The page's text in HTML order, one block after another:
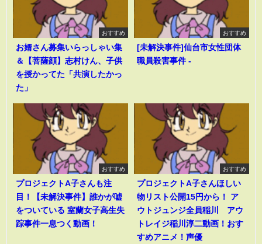
おすすめ
お婿さん募集いらっしゃい集
＆【菩薩顔】志村けん、子供
を授かってた「共演したかっ
た」
おすすめ
[未解決事件]仙台市女性団体
職員殺害事件 -
おすすめ
プロジェクトA子さんも注
目！【未解決事件】誰かが嘘
をついている 室蘭女子高生失
踪事件一息つく動画！
おすすめ
プロジェクトA子さんほしい
物リスト公開15円から！ ア
ウトジュンジ全員稲川 アウ
トレイジ稲川淳二動画！おす
すめアニメ！声優